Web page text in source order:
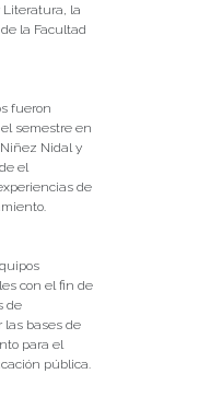
la
la Facultad
fueron
semestre en
Nidal y
el
de
con el fin de
de
las bases de
para el
pública.